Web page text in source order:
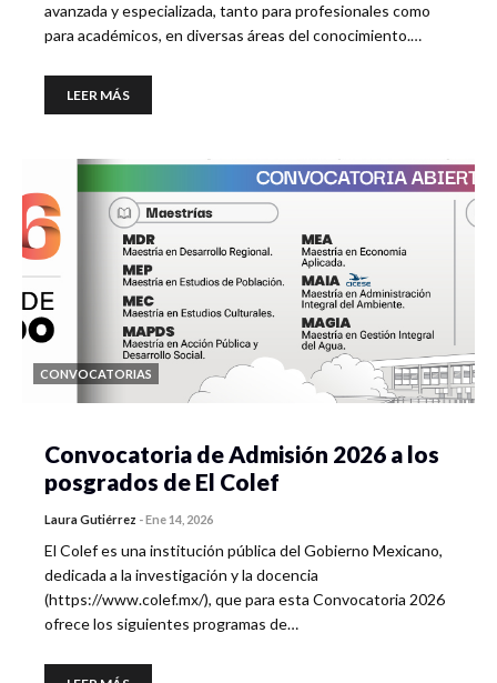
avanzada y especializada, tanto para profesionales como
para académicos, en diversas áreas del conocimiento.…
LEER MÁS
CONVOCATORIAS
Convocatoria de Admisión 2026 a los
posgrados de El Colef
Laura Gutiérrez -Ene 14, 2026
El Colef es una institución pública del Gobierno Mexicano,
dedicada a la investigación y la docencia
(https://www.colef.mx/), que para esta Convocatoria 2026
ofrece los siguientes programas de…